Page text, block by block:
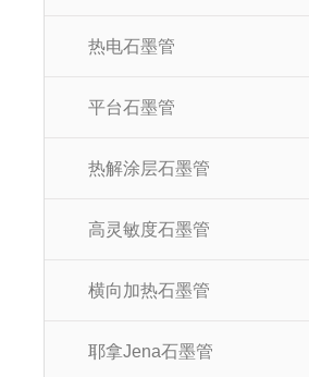
热电石墨管
平台石墨管
热解涂层石墨管
高灵敏度石墨管
横向加热石墨管
耶拿Jena石墨管